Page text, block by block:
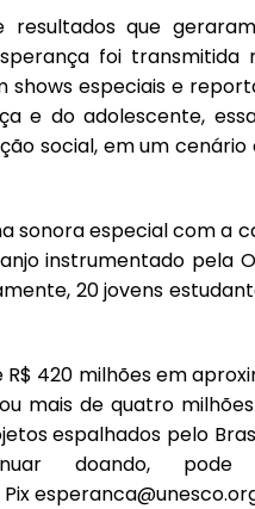
resultados que
foi
shows especiais e
e do adolescente,
social, em um
especial com a
instrumentado pela
20 jovens
R$ 420 milhões em
mais de quatro
espalhados pelo
doando,